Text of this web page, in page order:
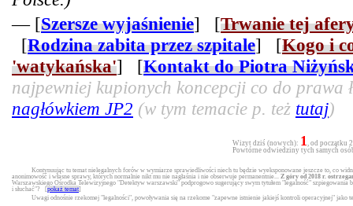
— [Szersze wyjaśnienie] [Trwanie tej
[Rodzina zabita przez szpitale] [Kogo i
'watykańska'] [Kontakt do Piotra
najpewniej kupionych koncepcji co do
nagłówkiem JP2 (w tym temacie p. też tutaj)
Wizyt dziś (nowych): 1, od początku
Powtórne odwiedziny tych samych
Kontynuując tu temat nielegalnych forów w wymiarze sprawiedliwości niech tu będzie wyeksponowane jeszcze to, co
anonimowość i własne sprawy, których normalnie nikt mu nie nagłaśnia i nie obserwuje permanentnie... Z góry od 2018 r.
Warszawskiego Ośrodka Telewizyjnego "Detektyw warszawski" podprogowo sugerujący swym tytułem "legalność"
i słuchać"? [pokaż temat]
Uwagi odnośnie rzekomej "legalności", powoływania się na rzekome "zapewne istnienie jakiejś kontroli operacyjnej" jako